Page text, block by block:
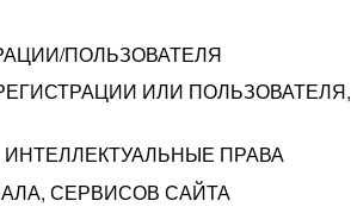
ПОЛЬЗОВАТЕЛЯ
ИЛИ ПОЛЬЗОВАТЕЛЯ,
ПРАВА
СЕРВИСОВ САЙТА